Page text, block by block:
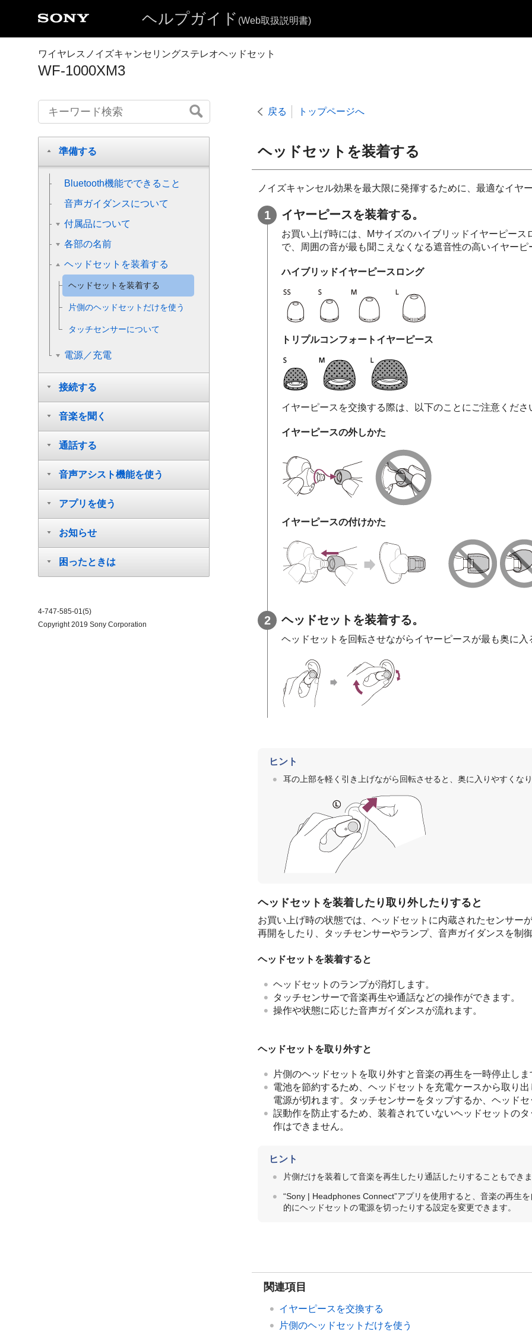
ヘルプガイド (Web取扱説明書)
ワイヤレスノイズキャンセリングステレオヘッドセット
WF-1000XM3
戻る トップページへ
ヘッドセットを装着する
ノイズキャンセル効果を最大限に発揮するために、最適なイヤ
イヤーピースを装着する。
お買い上げ時には、 Mサイズのハイブリッドイヤーピース
で、周囲の音が最も聞こえなくなる遮音性の高いイヤー
ハイブリッドイヤーピースロング
トリプルコンフォートイヤーピース
イヤーピースを交換する際は、以下のことにご注意くださ
イヤーピースの外しかた
イヤーピースの付けかた
ヘッドセットを装着する。
ヘッドセットを回転させながらイヤーピースが最も奥に
ヒント
耳の上部を軽く引き上げながら回転させると、奥に入りやすくな
ヘッドセットを装着したり取り外したりすると
お買い上げ時の状態では、ヘッドセットに内蔵されたセンサー
再開をしたり、タッチセンサーやランプ、音声ガイダンスを制
ヘッドセットを装着すると
ヘッドセットのランプが消灯します。
タッチセンサーで音楽再生や通話などの操作ができます。
操作や状態に応じた音声ガイダンスが流れます。
ヘッドセットを取り外すと
片側のヘッドセットを取り外すと音楽の再生を一時停止し
電池を節約するため、ヘッドセットを充電ケースから取り
電源が切れます。タッチセンサーをタップするか、ヘッド
誤動作を防止するため、装着されていないヘッドセットの
作はできません。
ヒント
片側だけを装着して音楽を再生したり通話したりすることもでき
“Sony | Headphones Connect”アプリを使用すると、音楽の再生
的にヘッドセットの電源を切ったりする設定を変更できます。
関連項目
イヤーピースを交換する
片側のヘッドセットだけを使う
準備する
Bluetooth機能でできること
音声ガイダンスについて
付属品について
各部の名前
ヘッドセットを装着する
ヘッドセットを装着する
片側のヘッドセットだけを使う
タッチセンサーについて
電源／充電
接続する
音楽を聞く
通話する
音声アシスト機能を使う
アプリを使う
お知らせ
困ったときは
4-747-585-01(5)
Copyright 2019 Sony Corporation